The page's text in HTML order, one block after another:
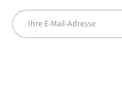
E-Mail